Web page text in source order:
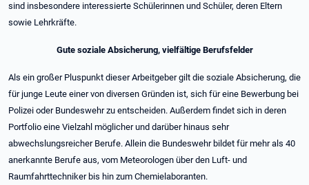
sind insbesondere interessierte Schülerinnen und Schüler, deren Eltern
sowie Lehrkräfte.
Gute soziale Absicherung, vielfältige Berufsfelder
Als ein großer Pluspunkt dieser Arbeitgeber gilt die soziale Absicherung, die
für junge Leute einer von diversen Gründen ist, sich für eine Bewerbung bei
Polizei oder Bundeswehr zu entscheiden. Außerdem findet sich in deren
Portfolio eine Vielzahl möglicher und darüber hinaus sehr
abwechslungsreicher Berufe. Allein die Bundeswehr bildet für mehr als 40
anerkannte Berufe aus, vom Meteorologen über den Luft- und
Raumfahrttechniker bis hin zum Chemielaboranten.